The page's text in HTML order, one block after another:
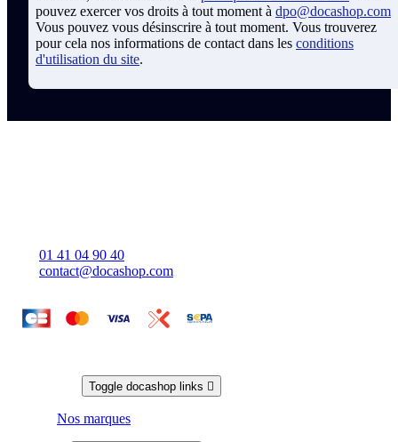
pouvez exercer vos droits à tout moment à dpo@docashop.com
Vous pouvez vous désinscrire à tout moment. Vous trouverez
pour cela nos informations de contact dans les conditions
d'utilisation du site.
01 41 04 90 40
contact@docashop.com
Toggle docashop links 
Nos marques